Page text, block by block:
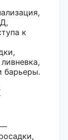
к
барьеры.
—